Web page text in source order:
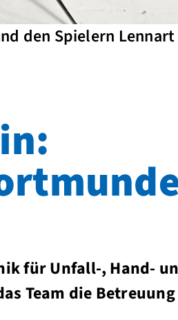
den Spielern
für Unfall-, Hand-
Team die